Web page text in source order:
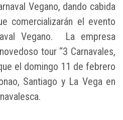
Vegano, dando cabida
comercializarán el evento
Vegano. La empresa
tour “3 Carnavales,
el domingo 11 de febrero
Santiago y La Vega en